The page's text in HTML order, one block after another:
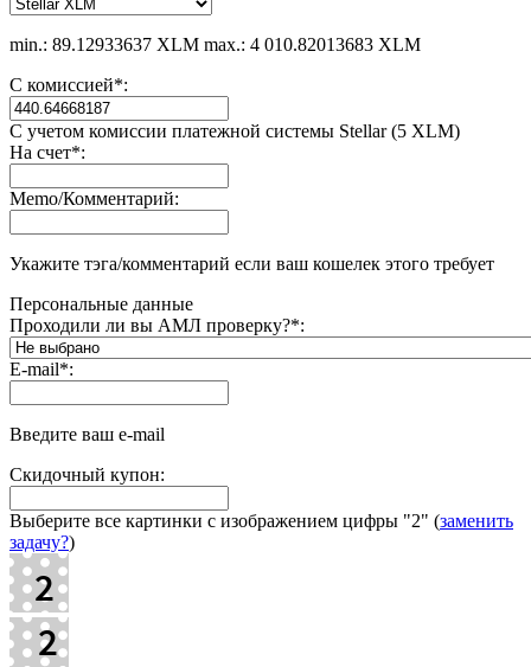
min.: 89.12933637 XLM max.: 4 010.82013683 XLM
С комиссией*:
С учетом комиссии платежной системы Stellar (5 XLM)
На счет*:
Memo/Комментарий:
Укажите тэга/комментарий если ваш кошелек этого требует
Персональные данные
Проходили ли вы АМЛ проверку?*:
E-mail*:
Введите ваш e-mail
Скидочный купон:
Выберите все картинки с изображением цифры "2" (заменить
задачу?)